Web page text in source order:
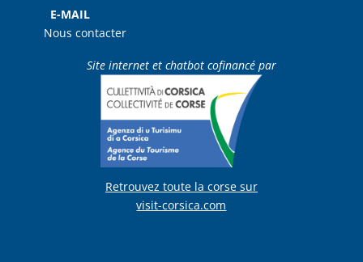
E-MAIL
Nous contacter
Site internet et chatbot cofinancé par
Retrouvez toute la corse sur
visit-corsica.com